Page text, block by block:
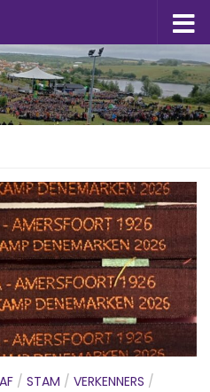
/ STAM / VERKENNERS /